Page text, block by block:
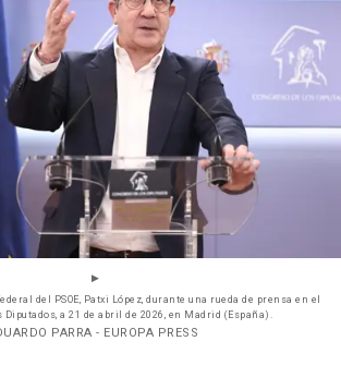
del PSOE, Patxi López, durante una rueda de prensa en el
Diputados, a 21 de abril de 2026, en Madrid (España).
PARRA - EUROPA PRESS